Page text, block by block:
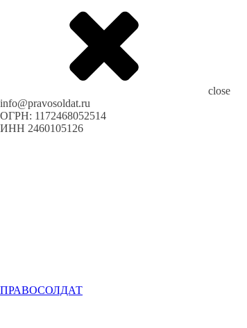
close
info@pravosoldat.ru
ОГРН: 1172468052514
ИНН 2460105126
ПРАВОСОЛДАТ